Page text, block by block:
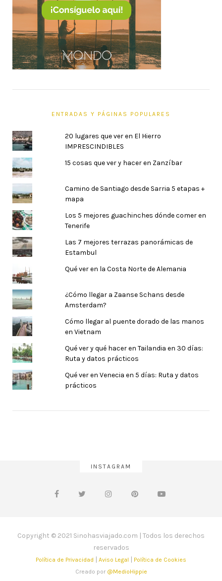
ENTRADAS Y PÁGINAS POPULARES
20 lugares que ver en El Hierro
IMPRESCINDIBLES
15 cosas que ver y hacer en Zanzíbar
Camino de Santiago desde Sarria 5 etapas +
mapa
Los 5 mejores guachinches dónde comer en
Tenerife
Las 7 mejores terrazas panorámicas de
Estambul
Qué ver en la Costa Norte de Alemania
¿Cómo llegar a Zaanse Schans desde
Amsterdam?
Cómo llegar al puente dorado de las manos
en Vietnam
Qué ver y qué hacer en Tailandia en 30 días:
Ruta y datos prácticos
Qué ver en Venecia en 5 días: Ruta y datos
prácticos
INSTAGRAM
Copyright © 2021 Sinohasviajado.com | Todos los derechos
reservados
Política de Privacidad | Aviso Legal | Política de Cookies
Creado por @MedioHippie